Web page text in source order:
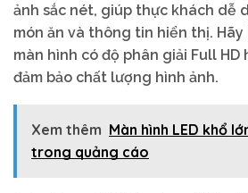
ảnh sắc nét, giúp thực khách dễ
món ăn và thông tin hiển thị.
màn hình có độ phân giải Full HD
đảm bảo chất lượng hình ảnh.
Xem thêm Màn hình LED khổ
trong quảng cáo